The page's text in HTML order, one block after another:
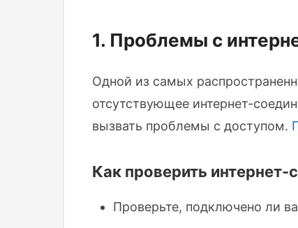
1. Проблемы с
Одной из самых
отсутствующее интернет-
вызвать проблемы с доступом.
Как проверить интернет-
Проверьте, подключено ли